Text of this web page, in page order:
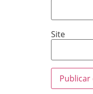
Site